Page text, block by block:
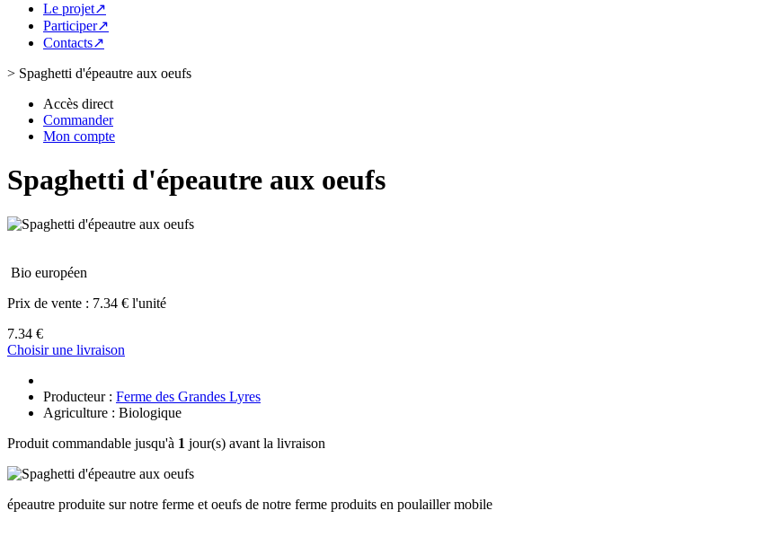
Le projet↗
Participer↗
Contacts↗
> Spaghetti d'épeautre aux oeufs
Accès direct
Commander
Mon compte
Spaghetti d'épeautre aux oeufs
Bio européen
Prix de vente : 7.34 € l'unité
7.34 €
Choisir une livraison
Producteur : Ferme des Grandes Lyres
Agriculture : Biologique
Produit commandable jusqu'à 1 jour(s) avant la livraison
épeautre produite sur notre ferme et oeufs de notre ferme produits en poulailler mobile